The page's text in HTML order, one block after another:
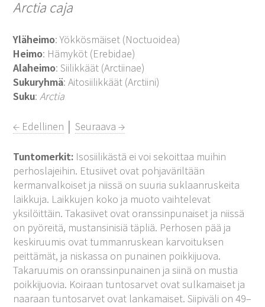
Arctia caja
Yläheimo: Yökkösmäiset (Noctuoidea)
Heimo: Hämyköt (Erebidae)
Alaheimo: Siilikkäät (Arctiinae)
Sukuryhmä: Aitosiilikkäät (Arctiini)
Suku:Arctia
← Edellinen │Seuraava →
Tuntomerkit: Isosiilikästä ei voi sekoittaa muihin
perhoslajeihin. Etusiivet ovat pohjaväriltään
kermanvalkoiset ja niissä on suuria suklaanruskeita
laikkuja. Laikkujen koko ja muoto vaihtelevat
yksilöittäin. Takasiivet ovat oranssinpunaiset ja niissä
on pyöreitä, mustansinisiä täpliä. Perhosen pää ja
keskiruumis ovat tummanruskean karvoituksen
peittämät, ja niskassa on punainen poikkijuova.
Takaruumis on oranssinpunainen ja siinä on mustia
poikkijuovia. Koiraan tuntosarvet ovat sulkamaiset ja
naaraan tuntosarvet ovat lankamaiset. Siipiväli on 49–